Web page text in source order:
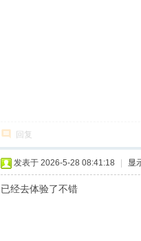
回复
发表于 2026-5-28 08:41:18 显
已经去体验了不错